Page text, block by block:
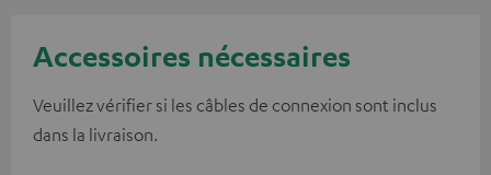
Accessoires nécessaires
Veuillez vérifier si les câbles de connexion sont inclus
dans la livraison.